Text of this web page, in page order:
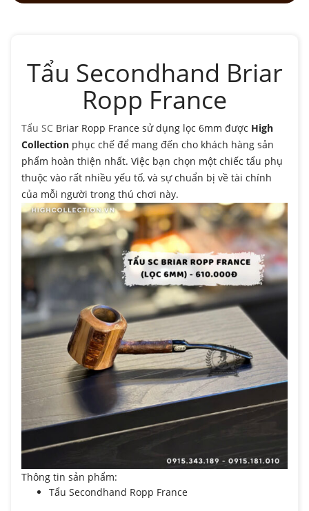
Tẩu Secondhand Briar
Ropp France
Tẩu SC Briar Ropp France sử dụng lọc 6mm được High
Collection phục chế để mang đến cho khách hàng sản
phẩm hoàn thiện nhất. Việc bạn chọn một chiếc tẩu phụ
thuộc vào rất nhiều yếu tố, và sự chuẩn bị về tài chính
của mỗi người trong thú chơi này.
Thông tin sản phẩm:
Tẩu Secondhand Ropp France